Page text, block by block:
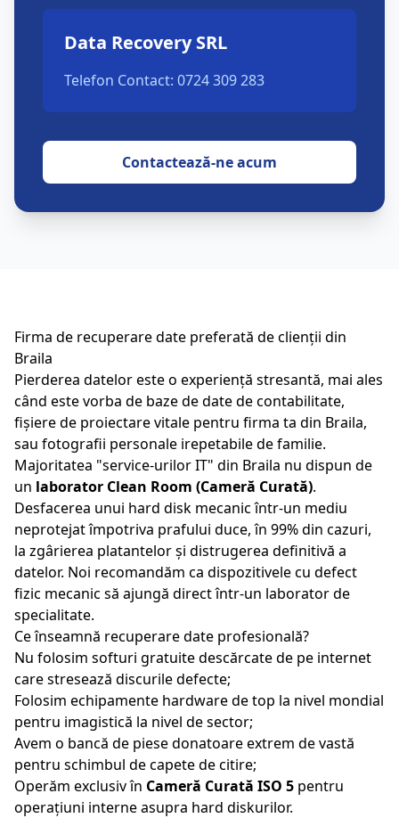
Data Recovery SRL
Telefon Contact: 0724 309 283
Contactează-ne acum
Firma de recuperare date preferată de clienții din
Braila
Pierderea datelor este o experiență stresantă, mai ales
când este vorba de baze de date de contabilitate,
fișiere de proiectare vitale pentru firma ta din Braila,
sau fotografii personale irepetabile de familie.
Majoritatea "service-urilor IT" din Braila nu dispun de
un laborator Clean Room (Cameră Curată).
Desfacerea unui hard disk mecanic într-un mediu
neprotejat împotriva prafului duce, în 99% din cazuri,
la zgârierea platantelor și distrugerea definitivă a
datelor. Noi recomandăm ca dispozitivele cu defect
fizic mecanic să ajungă direct într-un laborator de
specialitate.
Ce înseamnă recuperare date profesională?
Nu folosim softuri gratuite descărcate de pe internet
care stresează discurile defecte;
Folosim echipamente hardware de top la nivel mondial
pentru imagistică la nivel de sector;
Avem o bancă de piese donatoare extrem de vastă
pentru schimbul de capete de citire;
Operăm exclusiv în Cameră Curată ISO 5 pentru
operațiuni interne asupra hard diskurilor.